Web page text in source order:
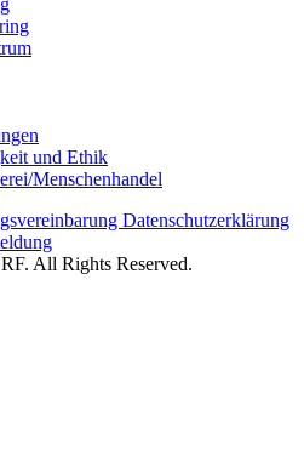
und Ethik
Menschenhandel
Datenschutzerklärung
All Rights Reserved.